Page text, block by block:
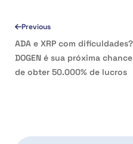
Previous
ADA e XRP com dificuldades?
DOGEN é sua próxima chance
de obter 50.000% de lucros